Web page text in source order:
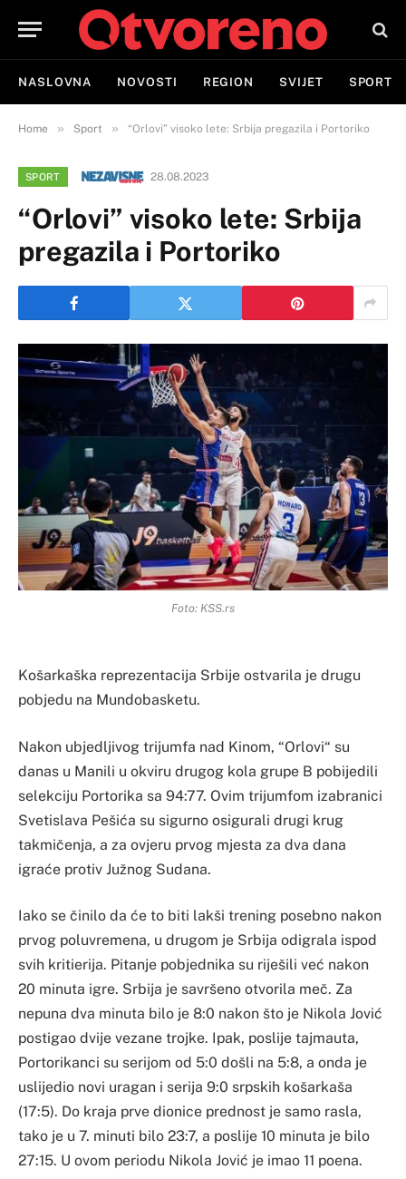
NASLOVNA NOVOSTI REGION SVIJET SPORT
Home » Sport » “Orlovi” visoko lete: Srbija pregazila i Portoriko
SPORT 28.08.2023
“Orlovi” visoko lete: Srbija
pregazila i Portoriko
Foto: KSS.rs
Košarkaška reprezentacija Srbije ostvarila je drugu
pobjedu na Mundobasketu.
Nakon ubjedljivog trijumfa nad Kinom, “Orlovi“ su
danas u Manili u okviru drugog kola grupe B pobijedili
selekciju Portorika sa 94:77. Ovim trijumfom izabranici
Svetislava Pešića su sigurno osigurali drugi krug
takmičenja, a za ovjeru prvog mjesta za dva dana
igraće protiv Južnog Sudana.
Iako se činilo da će to biti lakši trening posebno nakon
prvog poluvremena, u drugom je Srbija odigrala ispod
svih kritierija. Pitanje pobjednika su riješili već nakon
20 minuta igre. Srbija je savršeno otvorila meč. Za
nepuna dva minuta bilo je 8:0 nakon što je Nikola Jović
postigao dvije vezane trojke. Ipak, poslije tajmauta,
Portorikanci su serijom od 5:0 došli na 5:8, a onda je
uslijedio novi uragan i serija 9:0 srpskih košarkaša
(17:5). Do kraja prve dionice prednost je samo rasla,
tako je u 7. minuti bilo 23:7, a poslije 10 minuta je bilo
27:15. U ovom periodu Nikola Jović je imao 11 poena.